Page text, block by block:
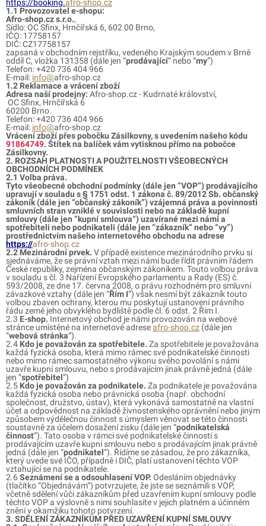
https://booking.afro-shop.cz
1.1 Provozovatel e-shopu:
Afro-shop.cz s.r.o.,
Sídlo: OC Sfinx, Hrnčířská 6, 602 00 Brno,
IČO: 17758157
DIČ: CZ17758157
zapsaná v obchodním rejstříku, vedeného Krajským soudem v Brně
oddíl C, vložka 131358 (dále jen “prodávající” nebo “my”)
Telefon: +420 736 404 966
E-mail: info@afro-shop.cz
1.2 Reklamace a vrácení zboží
Adresa naší prodejny: Afro-shop.cz - Kudrnaté království,
OC Sfinx, Hrnčířská 6
60200 Brno.
Telefon: +420 736 404 966
E-mail: info@afro-shop.cz
Vrácení zboží přes pobočku Zásilkovny, s uvedením našeho kódu
91864749. Štítek na balíček vám vytisknou přímo na pobočce
Zásilkovny.
2. ROZSAH PLATNOSTI A POUŽITELNOSTI VŠEOBECNÝCH
OBCHODNÍCH PODMÍNEK
2.1 Volba práva.
Tyto všeobecné obchodní podmínky (dále jen “VOP”) prodávajícího
upravují v souladu s § 1751 odst. 1 zákona č. 89/2012 Sb. občanský
zákoník (dále jen “občanský zákoník”) vzájemná práva a povinnosti
smluvních stran vzniklé v souvislosti nebo na základě kupní
smlouvy (dále jen “kupní smlouva”) uzavírané mezi námi a
spotřebiteli nebo podnikateli (dále jen “zákazník” nebo “vy”)
prostřednictvím našeho internetového obchodu na adrese
https://afro-shop.cz
2.2 Mezinárodní prvek. V případě existence mezinárodního prvku si
sjednáváme, že se právní vztah mezi námi bude řídit právním řádem
České republiky, zejména občanským zákoníkem. Touto volbou práva
v souladu s čl. 3 Nařízení Evropského parlamentu a Rady (ES) č.
593/2008, ze dne 17. června 2008, o právu rozhodném pro smluvní
závazkové vztahy (dále jen “Řím I”) však nesmí být zákazník touto
volbou zbaven ochrany, kterou mu poskytují ustanovení právního
řádu země jeho obvyklého bydliště podle čl. 6 odst. 2 Řím I.
2.3 E-shop. Internetový obchod je námi provozován na webové
stránce umístěné na internetové adreseafro-shop.cz (dále jen
“webová stránka”).
2.4 Kdo je považován za spotřebitele. Za spotřebitele je považována
každá fyzická osoba, která mimo rámec své podnikatelské činnosti
nebo mimo rámec samostatného výkonu svého povolání s námi
uzavře kupní smlouvu, nebo s prodávajícím jinak právně jedná (dále
jen “spotřebitel”)
2.5 Kdo je považován za podnikatele. Za podnikatele je považována
každá fyzická osoba nebo právnická osoba (např. obchodní
společnost, družstvo, ústav), která vykonává samostatně na vlastní
účet a odpovědnost na základě živnostenského oprávnění nebo jiným
způsobem výdělečnou činnost s úmyslem věnovat se této činnosti
soustavně za účelem dosažení zisku (dále jen “podnikatelská
činnost”). Tato osoba v rámci své podnikatelské činnosti s
prodávajícím uzavře kupní smlouvu nebo s prodávajícím jinak právně
jedná (dále jen “podnikatel”). Řídíme se zásadou, že pro zákazníka,
který uvede své IČO, případně i DIČ, platí ustanovení těchto VOP
vztahující se na podnikatele.
2.6 Seznámení se a odsouhlasení VOP. Odesláním objednávky
(tlačítko “Objednávám”) potvrzujete, že jste se seznámili s VOP,
včetně sdělení vůči zákazníkům před uzavřením kupní smlouvy podle
těchto VOP a výslovně s nimi souhlasíte v jejich platném a účinném
znění v okamžiku tohoto potvrzení.
3. SDĚLENÍ ZÁKAZNÍKŮM PŘED UZAVŘENÍ KUPNÍ SMLOUVY